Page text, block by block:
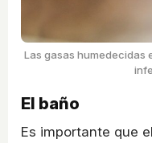
Las gasas humedecidas
El baño
Es importante que